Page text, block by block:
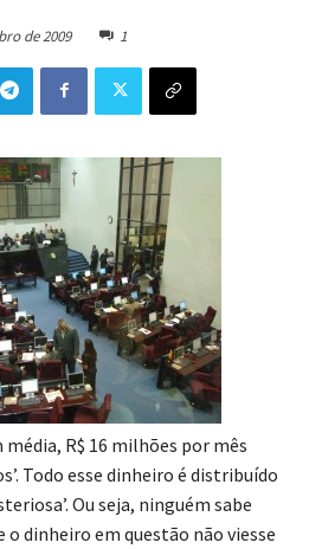
de 2009 1
média, R$ 16 milhões por mês
Todo esse dinheiro é distribuído
Ou seja, ninguém sabe
o dinheiro em questão não viesse